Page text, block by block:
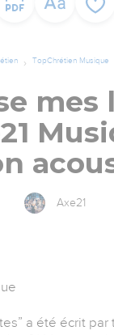
TopChrétien Musique
mes
Axe21
a été écrit